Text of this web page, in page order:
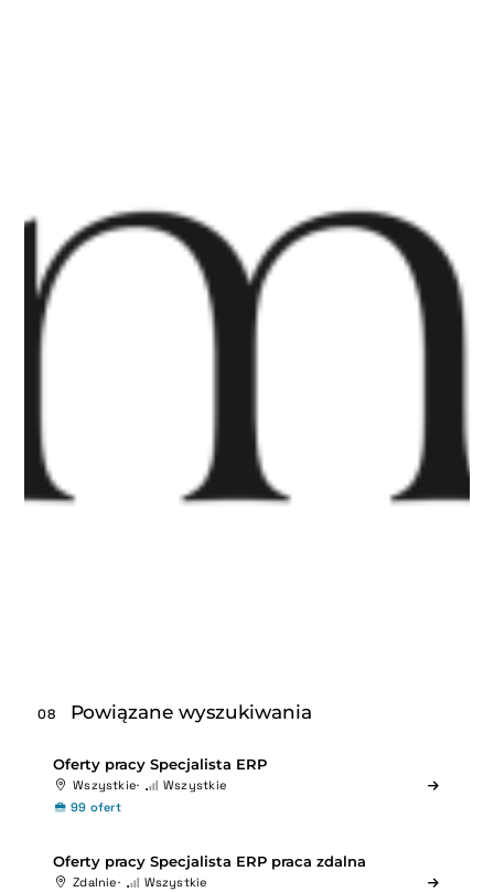
08 Powiązane wyszukiwania
Oferty pracy Specjalista ERP
Wszystkie
Wszystkie
99 ofert
Oferty pracy Specjalista ERP praca zdalna
Zdalnie
Wszystkie